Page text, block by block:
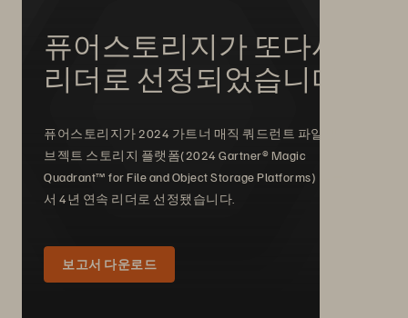
퓨어스토리지가 또다시
리더로 선정되었습니다.
퓨어스토리지가 2024 가트너 매직 쿼드런트 파일 및 오
브젝트 스토리지 플랫폼(2024 Gartner® Magic
Quadrant™ for File and Object Storage Platforms) 부문에
서 4년 연속 리더로 선정됐습니다.
보고서 다운로드